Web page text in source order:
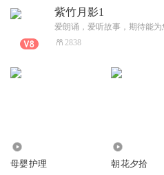
紫竹月影1
爱朗诵，爱听故事，期待能为
2838
母婴护理 朝花夕拾